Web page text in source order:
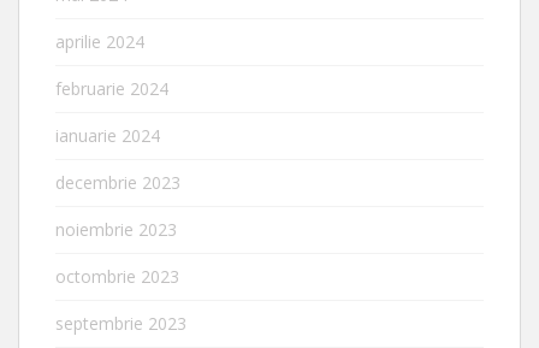
aprilie 2024
februarie 2024
ianuarie 2024
decembrie 2023
noiembrie 2023
octombrie 2023
septembrie 2023